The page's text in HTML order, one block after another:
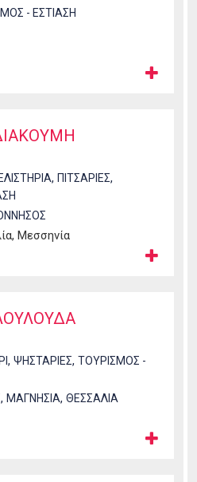
- ΕΣΤΙΑΣΗ
, ΠΙΤΣΑΡΙΕΣ,
Μεσσηνία
, ΨΗΣΤΑΡΙΕΣ, ΤΟΥΡΙΣΜΟΣ -
, ΜΑΓΝΗΣΙΑ, ΘΕΣΣΑΛΙΑ